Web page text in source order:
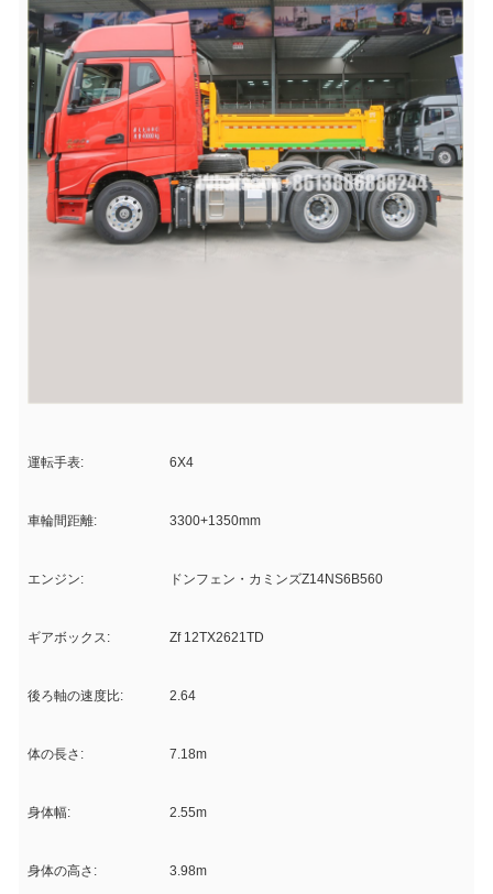
運転手表: 6X4
車輪間距離: 3300+1350mm
エンジン: ドンフェン・カミンズZ14NS6B560
ギアボックス: Zf 12TX2621TD
後ろ軸の速度比: 2.64
体の長さ: 7.18m
身体幅: 2.55m
身体の高さ: 3.98m